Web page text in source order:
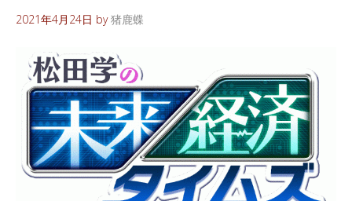
2021年4月24日 by猪鹿蝶